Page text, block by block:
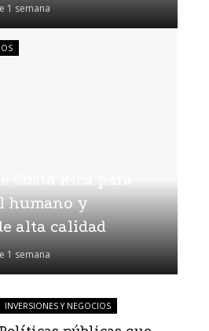
1 semana
humano y
alta calidad
1 semana
INVERSIONES Y NEGOCIOS